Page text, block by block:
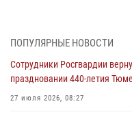
06 августа 2026, 04:41 3
Росгвардейцы в Тюменской
армии Ивана Кирилловича
05 августа 2026, 11:03
ПОПУЛЯРНЫЕ НОВОСТИ
Сотрудники Росгвардии
праздновании 440-летия
27 июля 2026, 08:27